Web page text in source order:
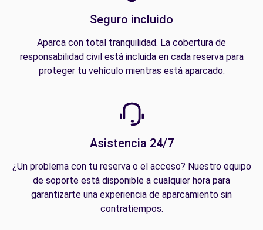
Seguro incluido
Aparca con total tranquilidad. La cobertura de
responsabilidad civil está incluida en cada reserva para
proteger tu vehículo mientras está aparcado.
Asistencia 24/7
¿Un problema con tu reserva o el acceso? Nuestro equipo
de soporte está disponible a cualquier hora para
garantizarte una experiencia de aparcamiento sin
contratiempos.